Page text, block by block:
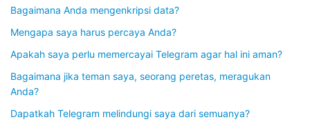
Bagaimana Anda mengenkripsi data?
Mengapa saya harus percaya Anda?
Apakah saya perlu memercayai Telegram agar hal ini aman?
Bagaimana jika teman saya, seorang peretas, meragukan
Anda?
Dapatkah Telegram melindungi saya dari semuanya?